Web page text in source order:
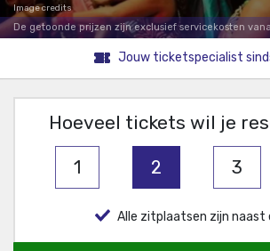
Image credits
De getoonde prijzen zijn exclusief servicekosten
Jouw ticketspecialist
Hoeveel tickets wil je
1 2 3
Alle zitplaatsen zijn naast